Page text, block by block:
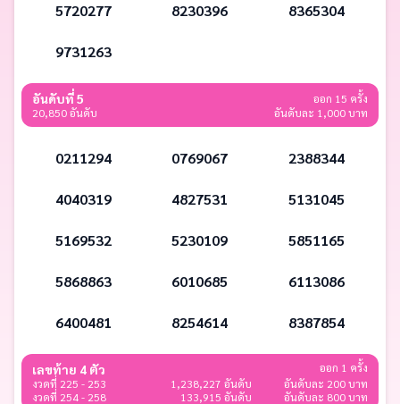
5720277 8230396 8365304
9731263
อันดับที่ 5
ออก 15 ครั้ง
20,850 อันดับ
อันดับละ 1,000 บาท
0211294 0769067 2388344
4040319 4827531 5131045
5169532 5230109 5851165
5868863 6010685 6113086
6400481 8254614 8387854
เลขท้าย 4 ตัว
ออก 1 ครั้ง
งวดที่ 225 - 253
1,238,227 อันดับ
อันดับละ 200 บาท
งวดที่ 254 - 258
133,915 อันดับ อันดับละ 800 บาท